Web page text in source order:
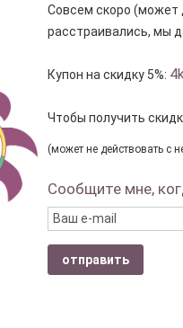
Совсем скоро (может
расстраивались, мы
Купон на скидку 5%:
Чтобы получить
(может не действовать с
Сообщите мне,
отправить